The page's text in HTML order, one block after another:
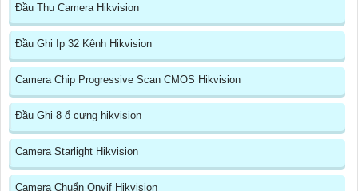
Đầu Thu Camera Hikvision
Đầu Ghi Ip 32 Kênh Hikvision
Camera Chip Progressive Scan CMOS Hikvision
Đầu Ghi 8 ổ cưng hikvision
Camera Starlight Hikvision
Camera Chuẩn Onvif Hikvision